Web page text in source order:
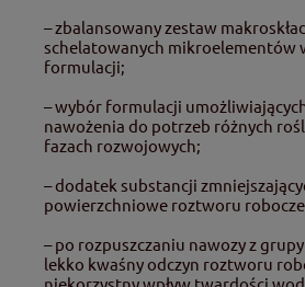
– zbalansowany zestaw
schelatowanych mikroelementów
formulacji;
– wybór formulacji
nawożenia do potrzeb różnych
fazach rozwojowych;
– dodatek substancji
powierzchniowe roztworu
– po rozpuszczaniu nawozy z
lekko kwaśny odczyn roztworu